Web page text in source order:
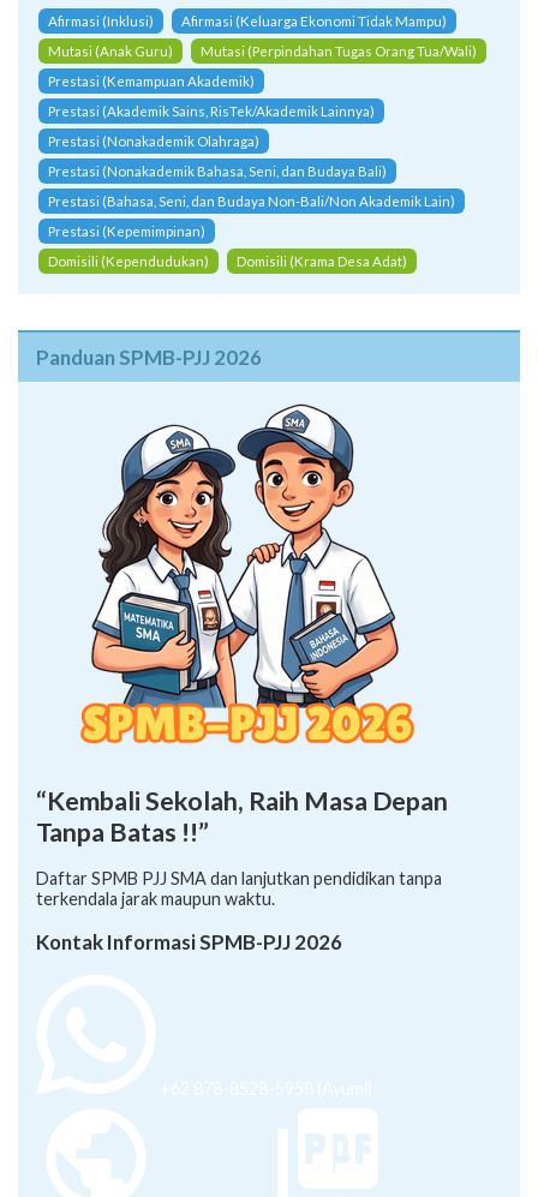
Afirmasi (Inklusi)
Afirmasi (Keluarga Ekonomi Tidak Mampu)
Mutasi (Anak Guru)
Mutasi (Perpindahan Tugas Orang Tua/Wali)
Prestasi (Kemampuan Akademik)
Prestasi (Akademik Sains, RisTek/Akademik Lainnya)
Prestasi (Nonakademik Olahraga)
Prestasi (Nonakademik Bahasa, Seni, dan Budaya Bali)
Prestasi (Bahasa, Seni, dan Budaya Non-Bali/Non Akademik Lain)
Prestasi (Kepemimpinan)
Domisili (Kependudukan)
Domisili (Krama Desa Adat)
Panduan SPMB-PJJ 2026
“Kembali Sekolah, Raih Masa Depan
Tanpa Batas !!”
Daftar SPMB PJJ SMA dan lanjutkan pendidikan tanpa
terkendala jarak maupun waktu.
Kontak Informasi SPMB-PJJ 2026
+62 878-8528-5958 (Ayumi)